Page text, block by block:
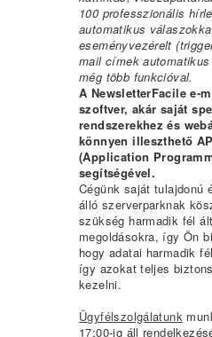
100 professzionális
automatikus
eseményvezérelt
mail címek
még több funkcióval.
A NewsletterFacile e-
szoftver, akár saját
rendszerekhez és
könnyen illeszthető
(Application
segítségével.
Cégünk saját tulajdonú
álló szerverparknak
szükség harmadik fél
megoldásokra, így Ön
hogy adatai harmadik
így azokat teljes
kezelni.
Ügyfélszolgálatunk
17:00-ig áll